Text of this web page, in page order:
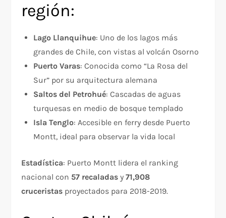
región:
Lago Llanquihue: Uno de los lagos más
grandes de Chile, con vistas al volcán Osorno
Puerto Varas: Conocida como “La Rosa del
Sur” por su arquitectura alemana
Saltos del Petrohué: Cascadas de aguas
turquesas en medio de bosque templado
Isla Tenglo: Accesible en ferry desde Puerto
Montt, ideal para observar la vida local
Estadística: Puerto Montt lidera el ranking
nacional con 57 recaladas y71,908
cruceristas proyectados para 2018-2019.